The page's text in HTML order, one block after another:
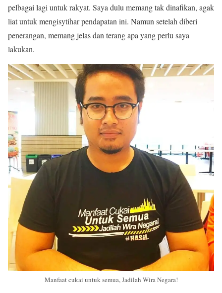
pelbagai lagi untuk rakyat. Saya dulu memang tak dinafikan, agak
liat untuk mengisytihar pendapatan ini. Namun setelah diberi
penerangan, memang jelas dan terang apa yang perlu saya
lakukan.
Manfaat cukai untuk semua, Jadilah Wira Negara!